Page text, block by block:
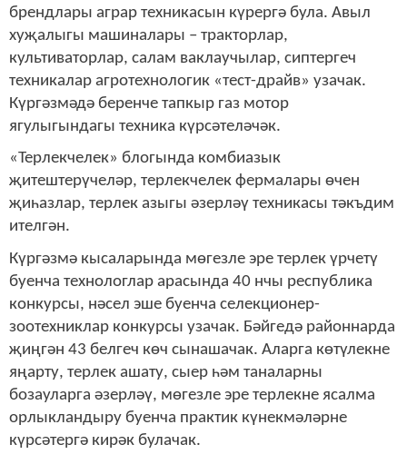
брендлары аграр техникасын күрергә була. Авыл
хуҗалыгы машиналары – тракторлар,
культиваторлар, салам ваклаучылар, сиптергеч
техникалар агротехнологик «тест-драйв» узачак.
Күргәзмәдә беренче тапкыр газ мотор
ягулыгындагы техника күрсәтеләчәк.
«Терлекчелек» блогында комбиазык
җитештерүчеләр, терлекчелек фермалары өчен
җиһазлар, терлек азыгы әзерләү техникасы тәкъдим
ителгән.
Күргәзмә кысаларында мөгезле эре терлек үрчетү
буенча технологлар арасында 40 нчы республика
конкурсы, нәсел эше буенча селекционер-
зоотехниклар конкурсы узачак. Бәйгедә районнарда
җиңгән 43 белгеч көч сынашачак. Аларга көтүлекне
яңарту, терлек ашату, сыер һәм таналарны
бозауларга әзерләү, мөгезле эре терлекне ясалма
орлыкландыру буенча практик күнекмәләрне
күрсәтергә кирәк булачак.